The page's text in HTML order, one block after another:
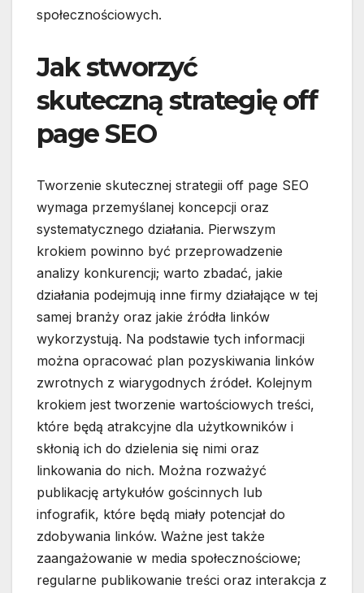
społecznościowych.
Jak stworzyć
skuteczną strategię off
page SEO
Tworzenie skutecznej strategii off page SEO
wymaga przemyślanej koncepcji oraz
systematycznego działania. Pierwszym
krokiem powinno być przeprowadzenie
analizy konkurencji; warto zbadać, jakie
działania podejmują inne firmy działające w tej
samej branży oraz jakie źródła linków
wykorzystują. Na podstawie tych informacji
można opracować plan pozyskiwania linków
zwrotnych z wiarygodnych źródeł. Kolejnym
krokiem jest tworzenie wartościowych treści,
które będą atrakcyjne dla użytkowników i
skłonią ich do dzielenia się nimi oraz
linkowania do nich. Można rozważyć
publikację artykułów gościnnych lub
infografik, które będą miały potencjał do
zdobywania linków. Ważne jest także
zaangażowanie w media społecznościowe;
regularne publikowanie treści oraz interakcja z